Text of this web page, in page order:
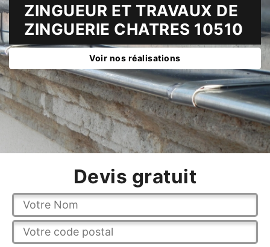
ZINGUEUR ET TRAVAUX DE
ZINGUERIE CHATRES 10510
Voir nos réalisations
Devis gratuit